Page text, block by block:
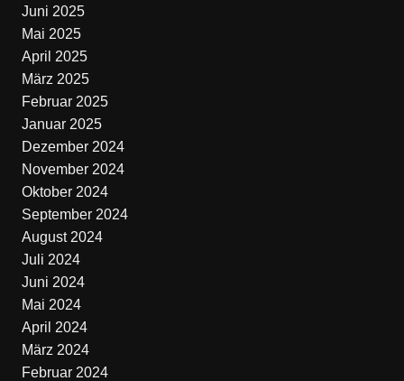
Juni 2025
Mai 2025
April 2025
März 2025
Februar 2025
Januar 2025
Dezember 2024
November 2024
Oktober 2024
September 2024
August 2024
Juli 2024
Juni 2024
Mai 2024
April 2024
März 2024
Februar 2024